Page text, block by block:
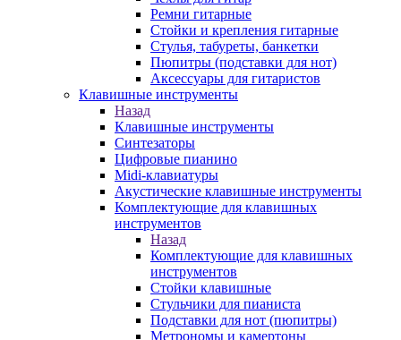
Ремни гитарные
Стойки и крепления гитарные
Стулья, табуреты, банкетки
Пюпитры (подставки для нот)
Аксессуары для гитаристов
Клавишные инструменты
Назад
Клавишные инструменты
Синтезаторы
Цифровые пианино
Midi-клавиатуры
Акустические клавишные инструменты
Комплектующие для клавишных
инструментов
Назад
Комплектующие для клавишных
инструментов
Стойки клавишные
Стульчики для пианиста
Подставки для нот (пюпитры)
Метрономы и камертоны